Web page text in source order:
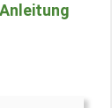
Anleitung